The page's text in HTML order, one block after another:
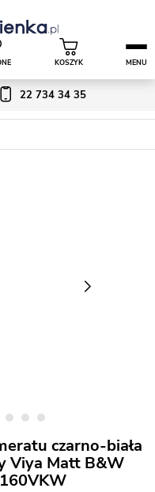
22 734 34 35
KOSZYK MENU
czarno-biała
Viya Matt B&W